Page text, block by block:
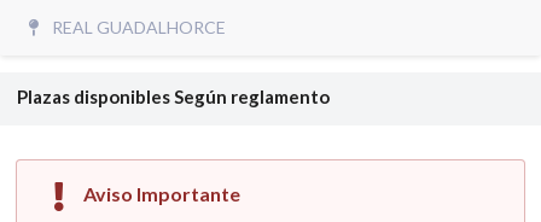
REAL GUADALHORCE
Plazas disponiblesSegún reglamento
Aviso Importante